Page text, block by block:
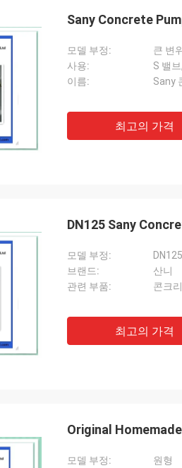
Sany Concrete
모델 부정:
큰 변
사용:
S 밸
이름:
Sany
최고의 가격
DN125 Sany
모델 부정:
DN125
브랜드:
산니
관련 부품:
콘크
최고의 가격
Original
모델 부정:
원형